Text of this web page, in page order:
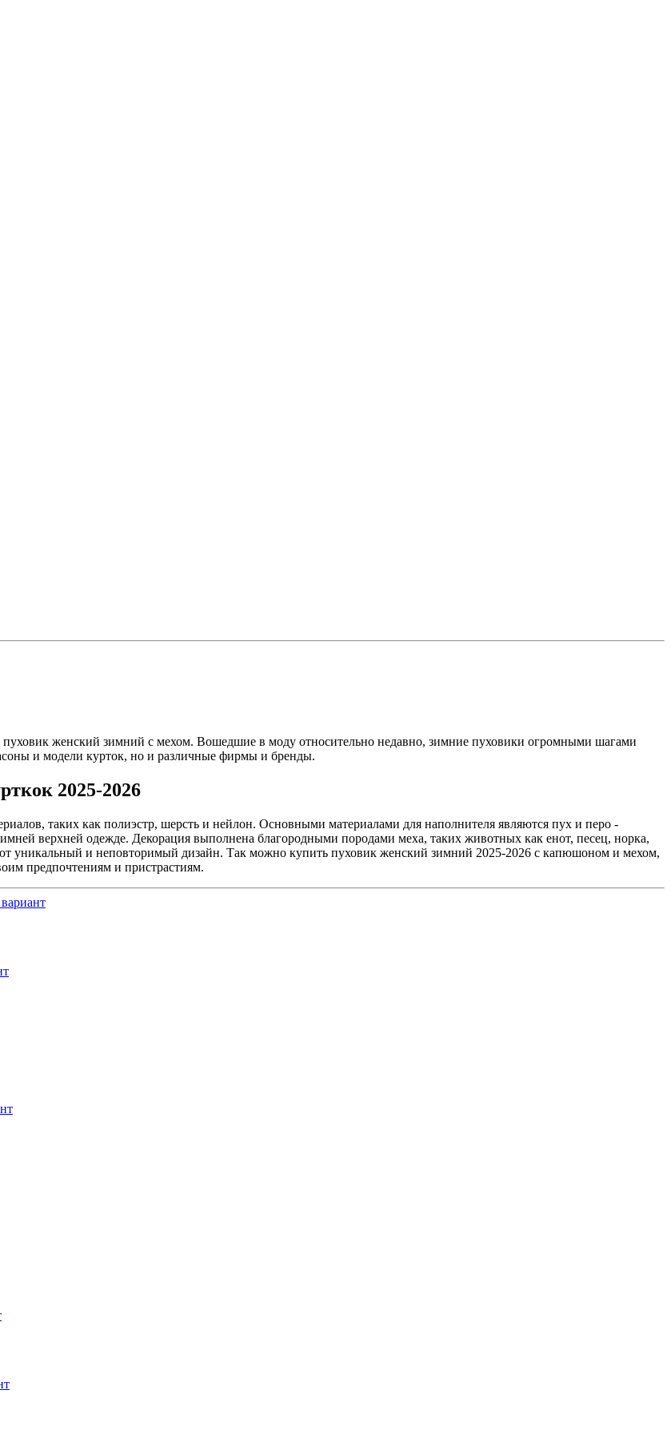
женский зимний с мехом. Вошедшие в моду относительно недавно, зимние пуховики огромными шагами
и модели курток, но и различные фирмы и бренды.
2025-2026
таких как полиэстр, шерсть и нейлон. Основными материалами для наполнителя являются пух и перо -
верхней одежде. Декорация выполнена благородными породами меха, таких животных как енот, песец, норка,
уникальный и неповторимый дизайн. Так можно купить пуховик женский зимний 2025-2026 с капюшоном и мехом,
предпочтениям и пристрастиям.